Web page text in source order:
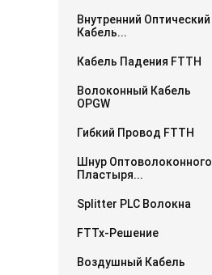
Внутренний Оптический
Кабель...
Кабель Падения FTTH
Волоконный Кабель
OPGW
Гибкий Провод FTTH
Шнур Оптоволоконного
Пластыря...
Splitter PLC Волокна
FTTx-Решение
Воздушный Кабель